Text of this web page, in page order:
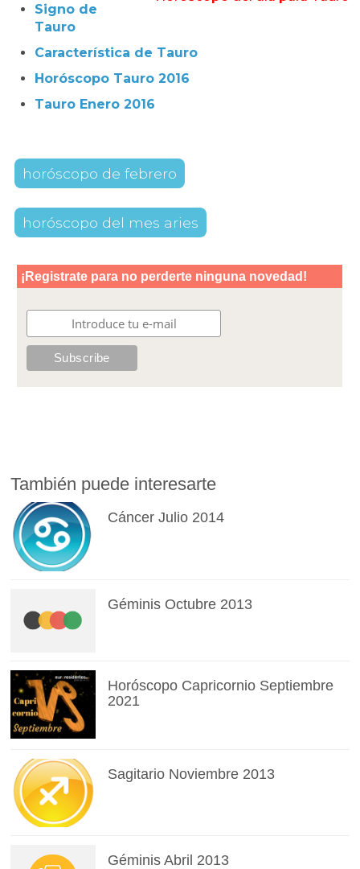
Signo de
Tauro
Característica de Tauro
Horóscopo Tauro 2016
Tauro Enero 2016
horóscopo de febrero
horóscopo del mes aries
También puede interesarte
Cáncer Julio 2014
Géminis Octubre 2013
Horóscopo Capricornio Septiembre
2021
Sagitario Noviembre 2013
Géminis Abril 2013